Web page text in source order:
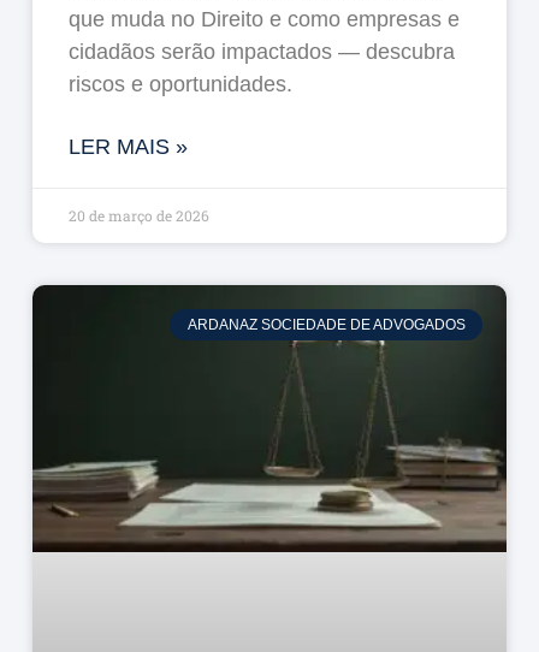
que muda no Direito e como empresas e
cidadãos serão impactados — descubra
riscos e oportunidades.
LER MAIS »
20 de março de 2026
ARDANAZ SOCIEDADE DE ADVOGADOS